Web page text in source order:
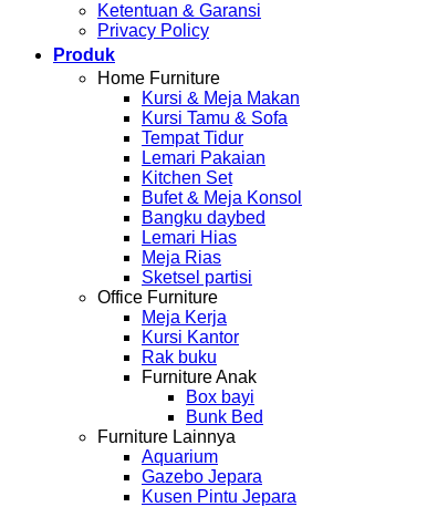
Ketentuan & Garansi
Privacy Policy
Produk
Home Furniture
Kursi & Meja Makan
Kursi Tamu & Sofa
Tempat Tidur
Lemari Pakaian
Kitchen Set
Bufet & Meja Konsol
Bangku daybed
Lemari Hias
Meja Rias
Sketsel partisi
Office Furniture
Meja Kerja
Kursi Kantor
Rak buku
Furniture Anak
Box bayi
Bunk Bed
Furniture Lainnya
Aquarium
Gazebo Jepara
Kusen Pintu Jepara